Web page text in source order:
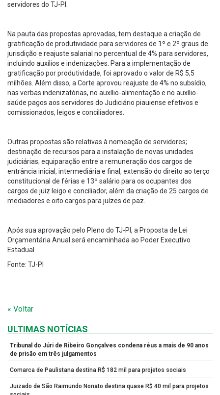
servidores do TJ-PI.
Na pauta das propostas aprovadas, tem destaque a criação de
gratificação de produtividade para servidores de 1º e 2º graus de
jurisdição e reajuste salarial no percentual de 4% para servidores,
incluindo auxílios e indenizações. Para a implementação de
gratificação por produtividade, foi aprovado o valor de R$ 5,5
milhões. Além disso, a Corte aprovou reajuste de 4% no subsídio,
nas verbas indenizatórias, no auxílio-alimentação e no auxílio-
saúde pagos aos servidores do Judiciário piauiense efetivos e
comissionados, leigos e conciliadores.
Outras propostas são relativas à nomeação de servidores;
destinação de recursos para a instalação de novas unidades
judiciárias; equiparação entre a remuneração dos cargos de
entrância inicial, intermediária e final, extensão do direito ao terço
constitucional de férias e 13º salário para os ocupantes dos
cargos de juiz leigo e conciliador, além da criação de 25 cargos de
mediadores e oito cargos para juízes de paz.
Após sua aprovação pelo Pleno do TJ-PI, a Proposta de Lei
Orçamentária Anual será encaminhada ao Poder Executivo
Estadual.
Fonte: TJ-PI
« Voltar
ULTIMAS NOTÍCIAS
Tribunal do Júri de Ribeiro Gonçalves condena réus a mais de 90 anos
de prisão em três julgamentos
Comarca de Paulistana destina R$ 182 mil para projetos sociais
Juizado de São Raimundo Nonato destina quase R$ 40 mil para projetos